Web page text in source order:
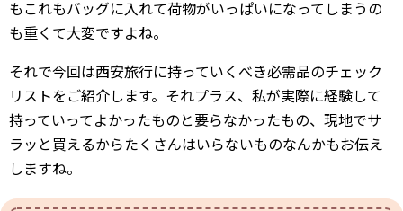
もこれもバッグに入れて荷物がいっぱいになってしまうの
も重くて大変ですよね。
それで今回は西安旅行に持っていくべき必需品のチェック
リストをご紹介します。それプラス、私が実際に経験して
持っていってよかったものと要らなかったもの、現地でサ
ラッと買えるからたくさんはいらないものなんかもお伝え
しますね。
武漢
内モンゴル
中国その他のエリア
香港・マカオ
台湾情報